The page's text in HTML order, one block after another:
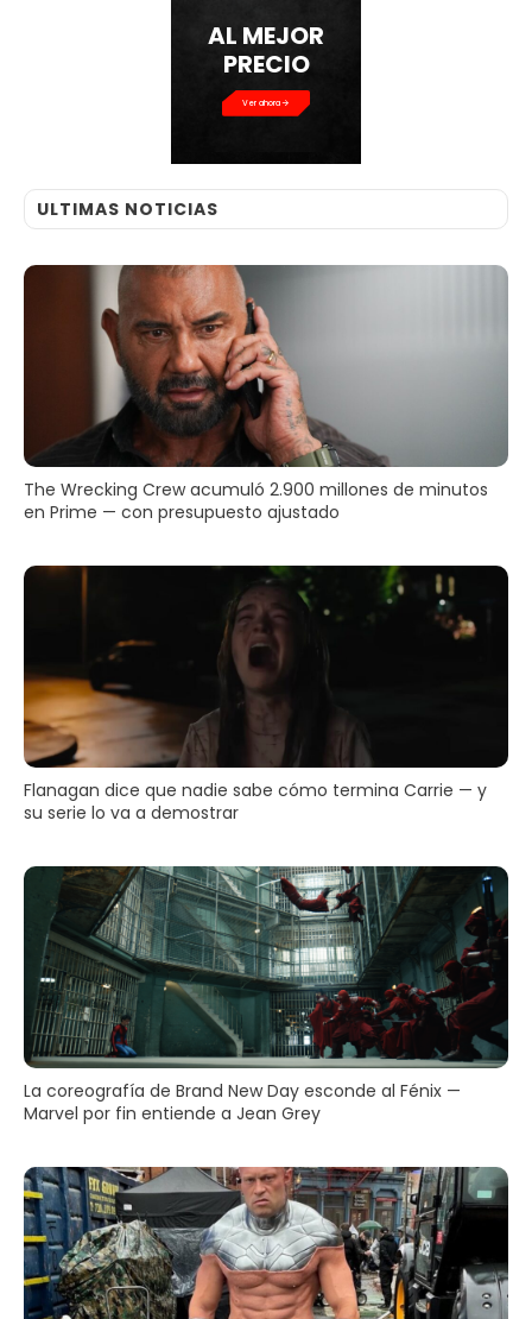
AL MEJOR
PRECIO
Ver ahora
ULTIMAS NOTICIAS
The Wrecking Crew acumuló 2.900 millones de minutos
en Prime — con presupuesto ajustado
Flanagan dice que nadie sabe cómo termina Carrie — y
su serie lo va a demostrar
La coreografía de Brand New Day esconde al Fénix —
Marvel por fin entiende a Jean Grey